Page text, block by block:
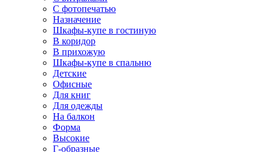
С фотопечатью
Назначение
Шкафы-купе в гостиную
В коридор
В прихожую
Шкафы-купе в спальню
Детские
Офисные
Для книг
Для одежды
На балкон
Форма
Высокие
Г-образные